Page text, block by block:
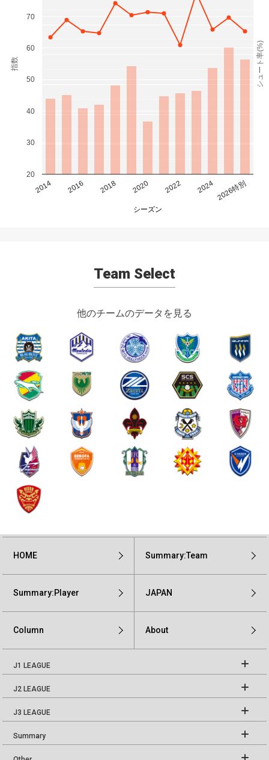
2014 2016 2018 2020 2022 2024 2026特別
20
30
40
50
60
70
シーズン
指数 シュート率(%)
Team Select
他のチームのデータを見る
HOME Summary:Team
Summary:Player JAPAN
Column About
J1 LEAGUE
J2 LEAGUE
J3 LEAGUE
Summary